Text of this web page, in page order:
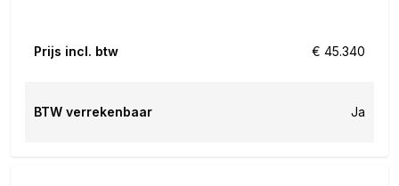
Prijs incl. btw € 45.340
BTW verrekenbaar Ja